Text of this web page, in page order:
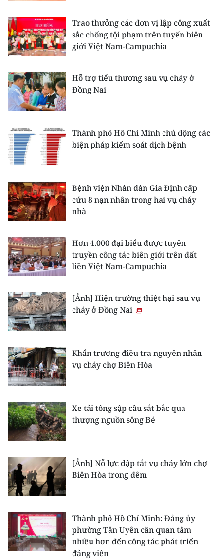
Trao thưởng các đơn vị lập công xuất
sắc chống tội phạm trên tuyến biên
giới Việt Nam-Campuchia
Hỗ trợ tiểu thương sau vụ cháy ở
Đồng Nai
Thành phố Hồ Chí Minh chủ động các
biện pháp kiểm soát dịch bệnh
Bệnh viện Nhân dân Gia Định cấp
cứu 8 nạn nhân trong hai vụ cháy
nhà
Hơn 4.000 đại biểu được tuyên
truyền công tác biên giới trên đất
liền Việt Nam-Campuchia
[Ảnh] Hiện trường thiệt hại sau vụ
cháy ở Đồng Nai
Khẩn trương điều tra nguyên nhân
vụ cháy chợ Biên Hòa
Xe tải tông sập cầu sắt bắc qua
thượng nguồn sông Bé
[Ảnh] Nỗ lực dập tắt vụ cháy lớn chợ
Biên Hòa trong đêm
Thành phố Hồ Chí Minh: Đảng ủy
phường Tân Uyên cần quan tâm
nhiều hơn đến công tác phát triển
đảng viên